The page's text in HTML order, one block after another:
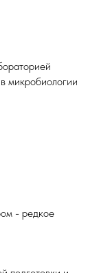
микробиологии
- редкое